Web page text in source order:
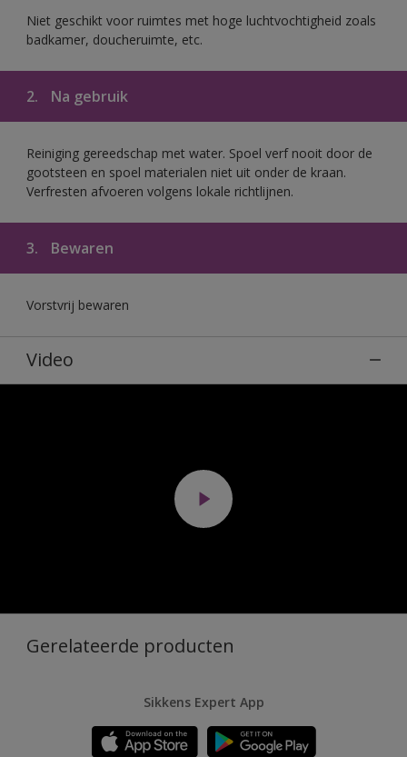
Niet geschikt voor ruimtes met hoge luchtvochtigheid zoals
badkamer, doucheruimte, etc.
2. Na gebruik
Reiniging gereedschap met water. Spoel verf nooit door de
gootsteen en spoel materialen niet uit onder de kraan.
Verfresten afvoeren volgens lokale richtlijnen.
3. Bewaren
Vorstvrij bewaren
Video
Gerelateerde producten
Sikkens Expert App